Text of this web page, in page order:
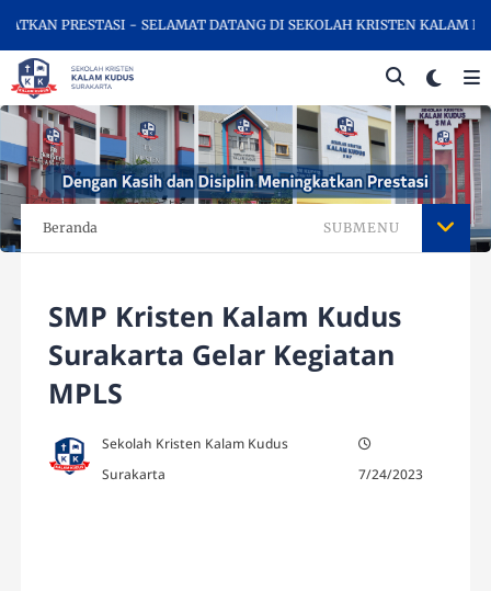
- SELAMAT DATANG DI SEKOLAH KRISTEN KALAM KUDUS
Beranda SUBMENU
SMP Kristen Kalam Kudus
Surakarta Gelar Kegiatan
MPLS
Sekolah Kristen Kalam Kudus
Surakarta
7/24/2023